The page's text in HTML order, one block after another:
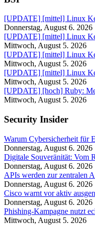
[UPDATE] [mittel] Linux
Donnerstag, August 6. 2026
[UPDATE] [mittel] Linux
Mittwoch, August 5. 2026
[UPDATE] [mittel] Linux
Mittwoch, August 5. 2026
[UPDATE] [mittel] Linux
Mittwoch, August 5. 2026
[UPDATE] [hoch] Ruby:
Mittwoch, August 5. 2026
Security Insider
Warum Cybersicherheit für
Donnerstag, August 6. 2026
Digitale Souveränität: Vom
Donnerstag, August 6. 2026
APIs werden zur zentralen
Donnerstag, August 6. 2026
Cisco warnt vor aktiv
Donnerstag, August 6. 2026
Phishing-Kampagne nutzt
Mittwoch, August 5. 2026